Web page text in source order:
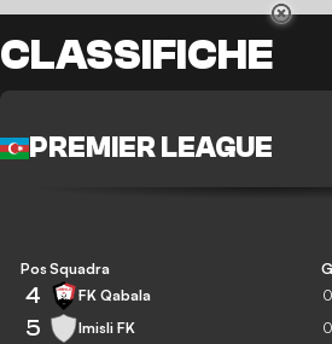
CLASSIFICHE
PREMIER LEAGUE
Pos Squadra G
4 FK Qabala 0
5 Imisli FK 0